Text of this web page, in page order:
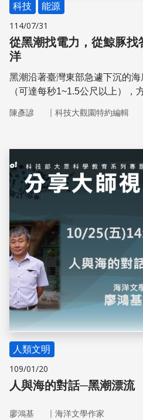
科技 能源
114/07/31
從黑潮找電力，從鯨豚
洋
黑潮沿著臺灣東部急遽下沉的
（可達每秒1~1.5公尺以上），
果能有效攫取這股能量，黑潮有
陳彥諺 ｜ 科技大觀園特約編輯
人類文明
109/01/20
人與海的對話─黑潮漂流
廖鴻基 ｜ 海洋文學作家